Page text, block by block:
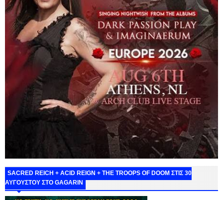
SACRED REICH + ACID REIGN + THE TROOPS OF DOOM ΣΤΙΣ 30
ΑΥΓΟΥΣΤΟΥ ΣΤΟ GAGARIN